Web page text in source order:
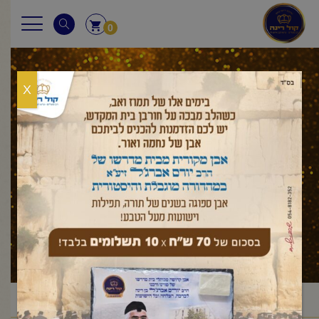
0
כי תבוא
ראשי/מאמר לשבת/דברים /כי תבוא
X